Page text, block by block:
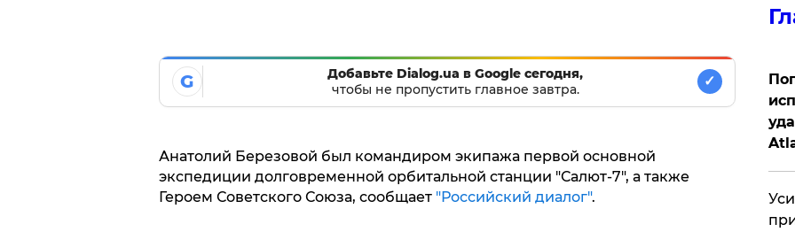
G
Добавьте Dialog.ua в Google сегодня,
чтобы не пропустить главное завтра.
✓
Анатолий Березовой был командиром экипажа первой основной
экспедиции долговременной орбитальной станции "Салют-7", а также
Героем Советского Союза, сообщает "Российский диалог".